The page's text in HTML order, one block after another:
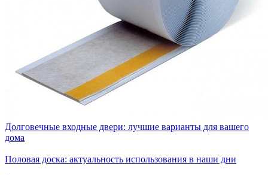
Долговечные входные двери: лучшие варианты для вашего
дома
Половая доска: актуальность использования в наши дни